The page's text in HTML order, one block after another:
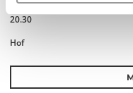
Mi 12.8.2026
20.30
Hof